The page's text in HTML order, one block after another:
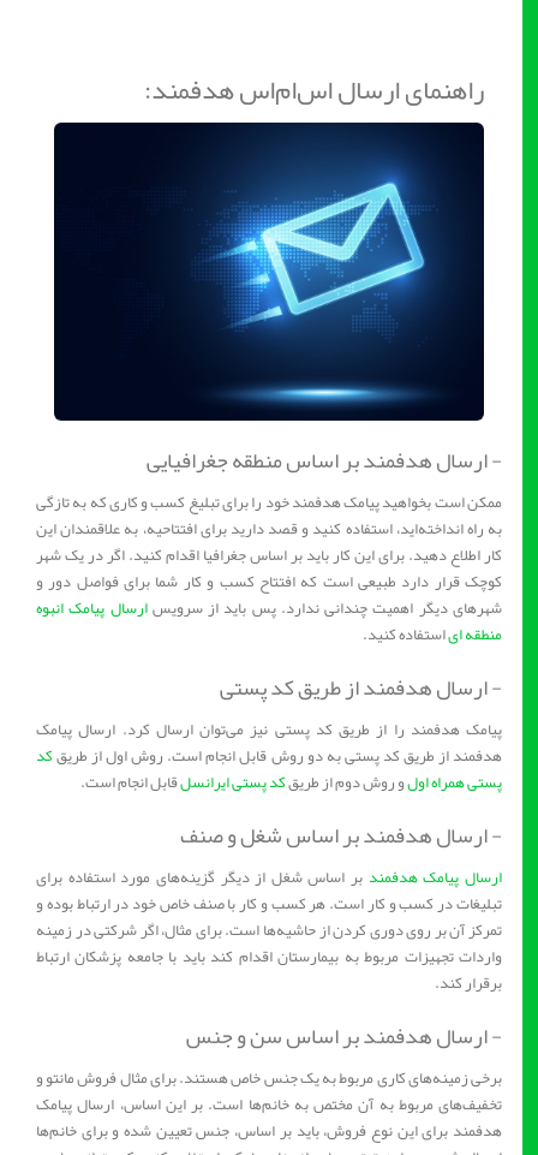
راهنمای ارسال اس‌ام‌اس هدفمند:
- ارسال هدفمند بر اساس منطقه جغرافیایی
ممکن است بخواهید پیامک هدفمند خود را برای تبلیغ کسب و کاری که به تازگی
به راه انداخته‌اید، استفاده کنید و قصد دارید برای افتتاحیه، به علاقمندان این
کار اطلاع دهید. برای این کار باید بر اساس جغرافیا اقدام کنید. اگر در یک شهر
کوچک قرار دارد طبیعی است که افتتاح کسب و کار شما برای فواصل دور و
شهرهای دیگر اهمیت چندانی ندارد. پس باید از سرویسارسال پیامک انبوه
منطقه ایاستفاده کنید.
- ارسال هدفمند از طریق کد پستی
پیامک هدفمند را از طریق کد پستی نیز می‌توان ارسال کرد. ارسال پیامک
هدفمند از طریق کد پستی به دو روش قابل انجام است. روش اول از طریقکد
پستی همراه اولو روش دوم از طریقکد پستی ایرانسلقابل انجام است.
- ارسال هدفمند بر اساس شغل و صنف
ارسال پیامک هدفمندبر اساس شغل از دیگر گزینه‌های مورد استفاده برای
تبلیغات در کسب و کار است. هر کسب و کار با صنف خاص خود در ارتباط بوده و
تمرکز آن بر روی دوری کردن از حاشیه‌ها است. برای مثال، اگر شرکتی در زمینه
واردات تجهیزات مربوط به بیمارستان اقدام کند باید با جامعه پزشکان ارتباط
برقرار کند.
- ارسال هدفمند بر اساس سن و جنس
برخی زمینه‌های کاری مربوط به یک جنس خاص هستند. برای مثال فروش مانتو و
تخفیف‌های مربوط به آن مختص به خانم‌ها است. بر این اساس، ارسال پیامک
هدفمند برای این نوع فروش، باید بر اساس، جنس تعیین شده و برای خانم‌ها